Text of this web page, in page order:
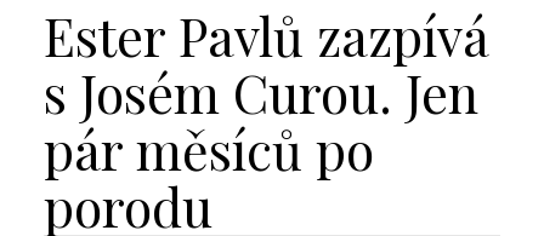
Ester Pavlů zazpívá
s Josém Curou. Jen
pár měsíců po
porodu